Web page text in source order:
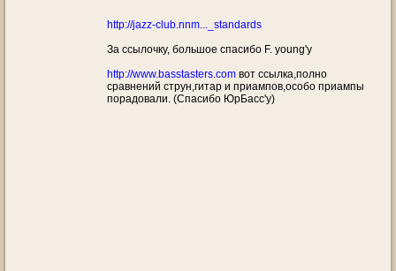
http://jazz-club.nnm..._standards
За ссылочку, большое спасибо F. young'у
http://www.basstasters.com вот ссылка,полно
сравнений струн,гитар и приампов,особо приампы
порадовали. (Спасибо ЮрБасс'у)